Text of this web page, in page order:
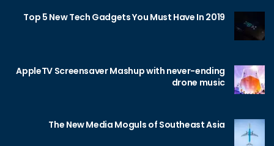
Top 5 New Tech Gadgets You Must Have In 2019
AppleTV Screensaver Mashup with never-ending
drone music
The New Media Moguls of Southeast Asia